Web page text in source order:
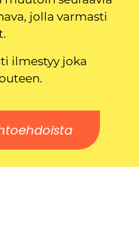
jolla varmasti
ilmestyy joka